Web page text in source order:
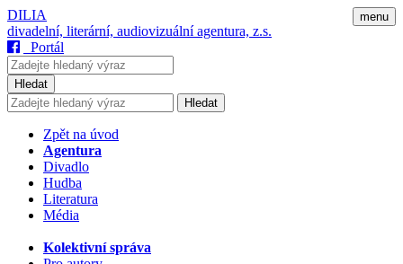
menu
DILIA
divadelní, literární, audiovizuální agentura, z.s.
Portál
Hledat
Hledat
Zpět na úvod
Agentura
Divadlo
Hudba
Literatura
Média
Kolektivní správa